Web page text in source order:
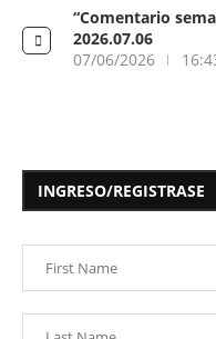
“Comentario
2026.07.06
07/06/2026
INGRESO/REGISTRASE